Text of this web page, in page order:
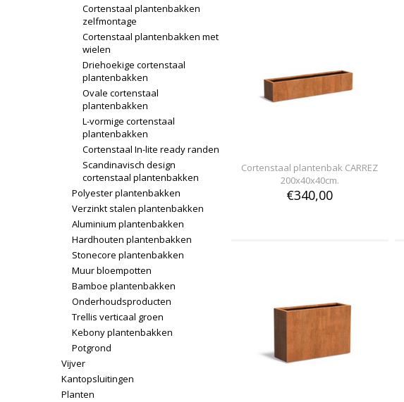
Cortenstaal plantenbak CARREZ
200x40x40cm.
€340,00
Cortenstaal plantenbakken
zelfmontage
Cortenstaal plantenbakken met
wielen
Driehoekige cortenstaal
plantenbakken
Ovale cortenstaal
plantenbakken
L-vormige cortenstaal
plantenbakken
Cortenstaal In-lite ready randen
Scandinavisch design
cortenstaal plantenbakken
Polyester plantenbakken
Verzinkt stalen plantenbakken
Aluminium plantenbakken
Hardhouten plantenbakken
Stonecore plantenbakken
Muur bloempotten
Bamboe plantenbakken
Onderhoudsproducten
Trellis verticaal groen
Kebony plantenbakken
Potgrond
Vijver
Kantopsluitingen
Planten